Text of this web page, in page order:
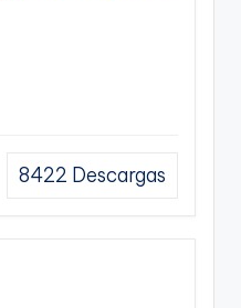
8422 Descargas